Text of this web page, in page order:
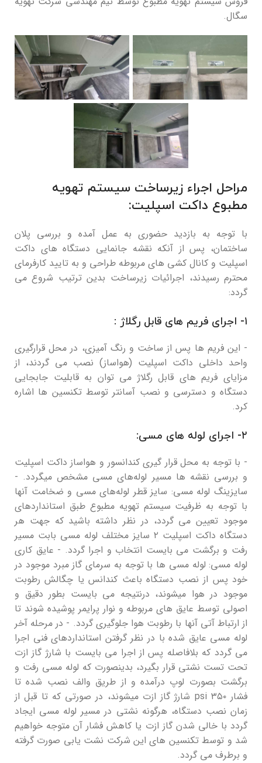
سگال.
مراحل اجراء زیرساخت سیستم تهویه
مطبوع داکت اسپلیت:
با توجه به بازدید حضوری به عمل آمده و بررسی پلان
ساختمان، پس از آنکه نقشه جانمایی دستگاه های داکت
اسپلیت و کانال کشی های مربوطه طراحی و به تایید کارفرمای
محترم رسیدند، اجرائیات زیرساخت بدین ترتیب شروع می
گردد:
۱- اجرای فریم های قابل رگلاژ :
- این فریم ها پس از ساخت و رنگ آمیزی، در محل قرارگیری
واحد داخلی داکت اسپلیت (هواساز) نصب می گردند، از
مزایای فریم های قابل رگلاژ می توان به قابلیت جابجایی
دستگاه و دسترسی و نصب آسانتر توسط تکنسین ها اشاره
کرد.
۲- اجرای لوله های مسی:
- با توجه به محل قرار گیری کندانسور و هواساز داکت اسپلیت
و بررسی نقشه ها مسیر لوله‌های مسی مشخص میگردد. -
سایزینگ لوله مسی: سایز قطر لوله‌های مسی و ضخامت آنها
با توجه به ظرفیت سیستم تهویه مطبوع طبق استانداردهای
موجود تعیین می گردد، در نظر داشته باشید که جهت هر
دستگاه داکت اسپلیت ۲ سایز مختلف لوله مسی بابت مسیر
رفت و برگشت می بایست انتخاب و اجرا گردد. - عایق کاری
لوله مسی: لوله مسی ها با توجه به سرمای گاز مبرد موجود در
خود پس از نصب دستگاه باعث کندانس یا چگالش رطوبت
موجود در هوا میشوند، درنتیجه می بایست بطور دقیق و
اصولی توسط عایق های مربوطه و نوار پرایمر پوشیده شوند تا
از ارتباط آتی آنها با رطوبت هوا جلوگیری گردد. - در مرحله آخر
لوله مسی عایق شده با در نظر گرفتن استانداردهای فنی اجرا‌
می گردد که بلافاصله پس از اجرا می بایست با شارژ گاز ازت
تحت تست نشتی قرار بگیرد، بدینصورت که لوله مسی رفت و
برگشت بصورت لوپ درآمده و از طریق والف نصب شده تا
فشار ۳۵۰ psi شارژ گاز ازت میشوند، در صورتی که تا قبل از
زمان نصب دستگاه، هرگونه نشتی در مسیر لوله مسی ایجاد
گردد با خالی شدن گاز ازت یا کاهش فشار آن متوجه خواهیم
شد و توسط تکنسین های این شرکت نشت یابی صورت گرفته
و برطرف می گردد.